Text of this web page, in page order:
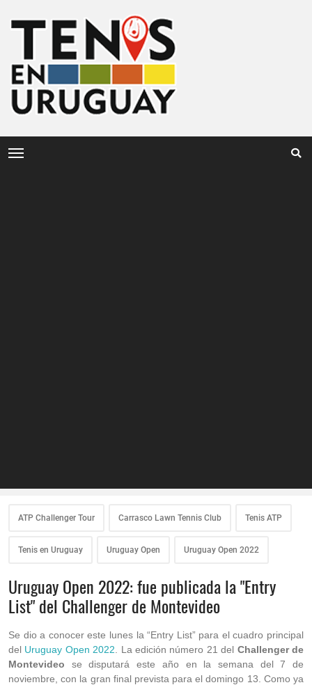
ATP Challenger Tour Carrasco Lawn Tennis Club Tenis ATP
Tenis en Uruguay Uruguay Open Uruguay Open 2022
Uruguay Open 2022: fue publicada la "Entry
List" del Challenger de Montevideo
Se dio a conocer este lunes la “Entry List” para el cuadro principal
del Uruguay Open 2022 . La edición número 21 del Challenger de
Montevideo se disputará este año en la semana del 7 de
noviembre, con la gran final prevista para el domingo 13. Como ya